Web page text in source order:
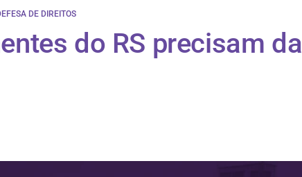
DE DIREITOS
do RS precisam da